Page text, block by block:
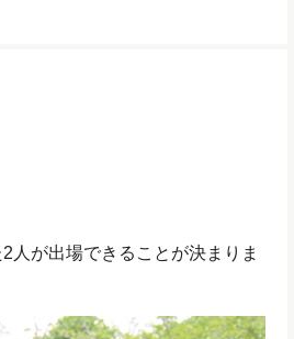
人が出場できることが決まりま